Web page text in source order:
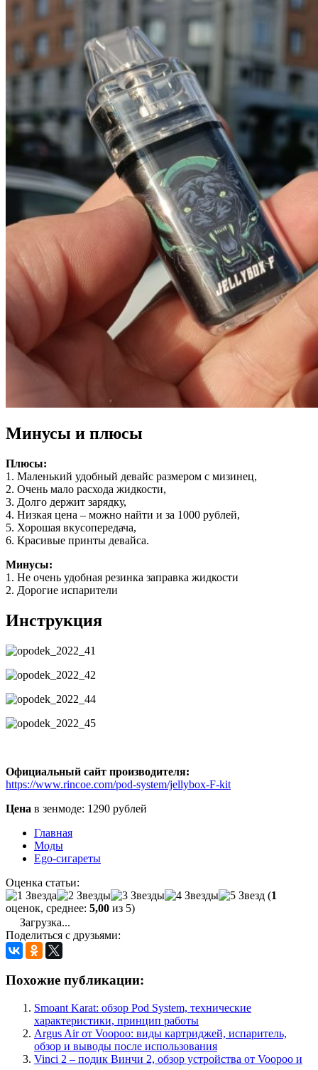
Минусы и плюсы
Плюсы:
1. Маленький удобный девайс размером с мизинец,
2. Очень мало расхода жидкости,
3. Долго держит зарядку,
4. Низкая цена – можно найти и за 1000 рублей,
5. Хорошая вкусопередача,
6. Красивые принты девайса.
Минусы:
1. Не очень удобная резинка заправка жидкости
2. Дорогие испарители
Инструкция
Официальный сайт производителя:
https://www.rincoe.com/pod-system/jellybox-F-kit
Цена в зенмоде: 1290 рублей
Главная
Моды
Ego-сигареты
Оценка статьи:
(1
оценок, среднее: 5,00 из 5)
Загрузка...
Поделиться с друзьями:
Похожие публикации:
Smoant Karat: обзор Pod System, технические
характеристики, принцип работы
Argus Air от Voopoo: виды картриджей, испаритель,
обзор и выводы после использования
Vinci 2 – подик Винчи 2, обзор устройства от Voopoo и